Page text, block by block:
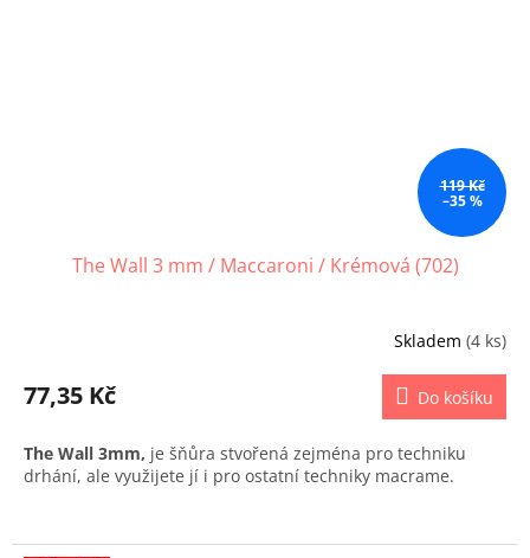
119 Kč
–35 %
The Wall 3 mm / Maccaroni / Krémová (702)
Skladem (4 ks)
77,35 Kč Do košíku
The Wall 3mm, je šňůra stvořená zejména pro techniku
drhání, ale využijete jí i pro ostatní techniky macrame.